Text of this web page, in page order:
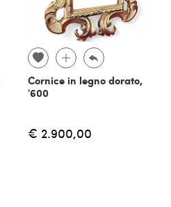
Cornice in legno dorato,
'600
€ 2.900,00